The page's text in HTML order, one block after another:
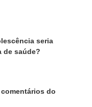
seria
de saúde?
do